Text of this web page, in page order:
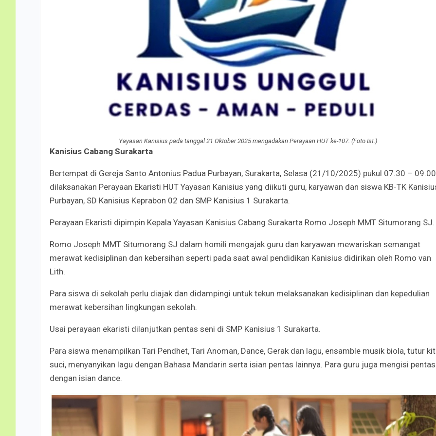
Yayasan Kanisius pada tanggal 21 Oktober 2025 mengadakan Perayaan HUT ke-107. (Foto Ist.)
Kanisius Cabang Surakarta
Bertempat di Gereja Santo Antonius Padua Purbayan, Surakarta, Selasa (21/10/2025) pukul 07.30 – 09.00
dilaksanakan Perayaan Ekaristi HUT Yayasan Kanisius yang diikuti guru, karyawan dan siswa KB-TK
Purbayan, SD Kanisius Keprabon 02 dan SMP Kanisius 1 Surakarta.
Perayaan Ekaristi dipimpin Kepala Yayasan Kanisius Cabang Surakarta Romo Joseph MMT Situmorang SJ.
Romo Joseph MMT Situmorang SJ dalam homili mengajak guru dan karyawan mewariskan semangat
merawat kedisiplinan dan kebersihan seperti pada saat awal pendidikan Kanisius didirikan oleh Romo van
Lith.
Para siswa di sekolah perlu diajak dan didampingi untuk tekun melaksanakan kedisiplinan dan kepedulian
merawat kebersihan lingkungan sekolah.
Usai perayaan ekaristi dilanjutkan pentas seni di SMP Kanisius 1 Surakarta.
Para siswa menampilkan Tari Pendhet, Tari Anoman, Dance, Gerak dan lagu, ensamble musik biola, tutur
suci, menyanyikan lagu dengan Bahasa Mandarin serta isian pentas lainnya. Para guru juga mengisi pentas
dengan isian dance.